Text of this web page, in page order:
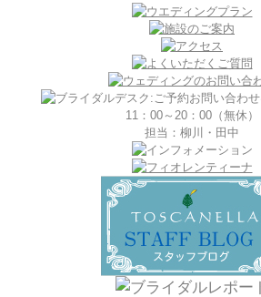
11：00～20：00（無休）
担当：柳川・田中